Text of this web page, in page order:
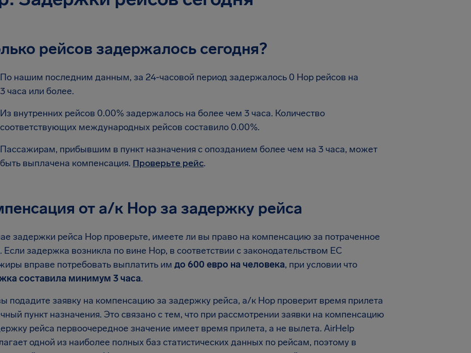
рейсов задержалось сегодня?
По нашим последним данным, за 24-часовой период задержалось 0 Hop рейсов на
3 часа или более.
Из внутренних рейсов 0.00% задержалось на более чем 3 часа. Количество
соответствующих международных рейсов составило 0.00%.
Пассажирам, прибывшим в пункт назначения с опозданием более чем на 3 часа, может
быть выплачена компенсация. Проверьте рейс.
от а/к Hop за задержку рейса
задержки рейса Hop проверьте, имеете ли вы право на компенсацию за потраченное
Если задержка возникла по вине Hop, в соответствии с законодательством ЕС
вправе потребовать выплатить им до 600 евро на человека, при условии что
составила минимум 3 часа.
подадите заявку на компенсацию за задержку рейса, а/к Hop проверит время прилета
пункт назначения. Это связано с тем, что при рассмотрении заявки на компенсацию
рейса первоочередное значение имеет время прилета, а не вылета. AirHelp
одной из наиболее полных баз статистических данных по рейсам, поэтому в